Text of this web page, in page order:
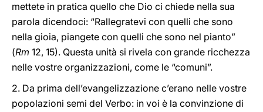
mettete in pratica quello che Dio ci chiede nella sua
parola dicendoci: “Rallegratevi con quelli che sono
nella gioia, piangete con quelli che sono nel pianto”
(Rm 12, 15). Questa unità si rivela con grande ricchezza
nelle vostre organizzazioni, come le “comuni”.
2. Da prima dell’evangelizzazione c’erano nelle vostre
popolazioni semi del Verbo: in voi è la convinzione di